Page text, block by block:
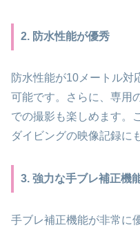
2. 防水性能が優秀
防水性能が10メートル対
可能です。さらに、専用
での撮影も楽しめます。
ダイビングの映像記録に
3. 強力な手ブレ補正機
手ブレ補正機能が非常に